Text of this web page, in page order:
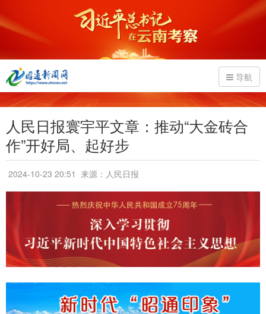
导航
人民日报寰宇平文章：推动“大金砖合
作”开好局、起好步
2024-10-23 20:51 来源：人民日报